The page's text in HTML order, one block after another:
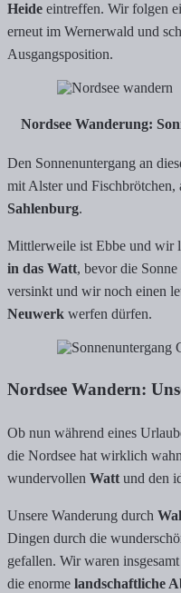
Heide eintreffen. Wir folgen
erneut im Wernerwald und
Ausgangsposition.
Nordsee Wanderung:
Den Sonnenuntergang an
mit Alster und Fischbrötchen,
Sahlenburg.
Mittlerweile ist Ebbe und wir
in das Watt, bevor die
versinkt und wir noch einen
Neuwerk werfen dürfen.
Nordsee Wandern:
Ob nun während eines
die Nordsee hat wirklich
wundervollen Watt und den
Unsere Wanderung durch
Dingen durch die
gefallen. Wir waren
die enorme landschaftliche